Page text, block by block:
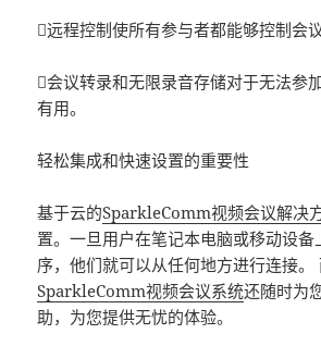
远程控制使所有参与者都能够控制会
会议转录和无限录音存储对于无法参
有用。
轻松集成和快速设置的重要性
基于云的SparkleComm视频会议解决
置。一旦用户在笔记本电脑或移动设备
序，他们就可以从任何地方进行连接。
SparkleComm视频会议系统还随时为
助，为您提供无忧的体验。